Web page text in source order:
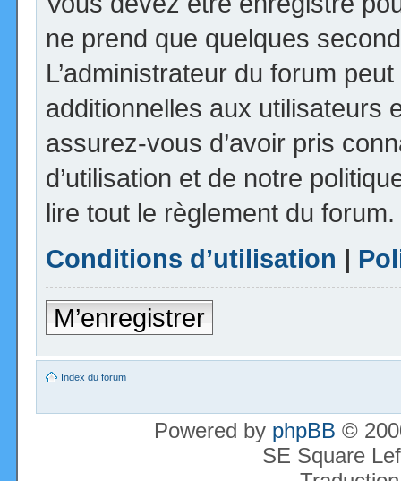
ne prend que quelques
L’administrateur du forum
additionnelles aux utilisateurs
assurez-vous d’avoir pris
d’utilisation et de notre
lire tout le règlement du forum.
Conditions d’utilisation |
M’enregistrer
Index du forum
Powered by phpBB ©
SE Square